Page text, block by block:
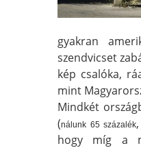
gyakran
szendvicset
kép csalóka,
mint
Mindkét
(nálunk 65 százalék
hogy míg a